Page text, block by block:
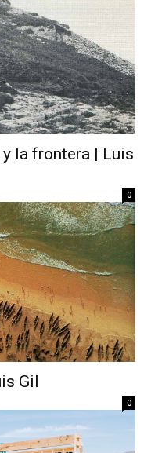
la frontera | Luis
0
Gil
0